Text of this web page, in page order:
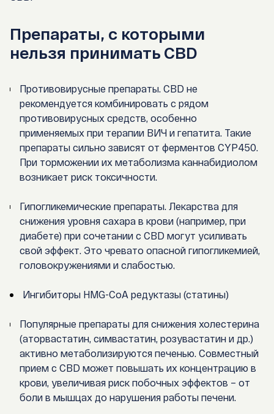
Препараты, с которыми
нельзя принимать CBD
Противовирусные препараты. CBD не
рекомендуется комбинировать с рядом
противовирусных средств, особенно
применяемых при терапии ВИЧ и гепатита. Такие
препараты сильно зависят от ферментов CYP450.
При торможении их метаболизма каннабидиолом
возникает риск токсичности.
Гипогликемические препараты. Лекарства для
снижения уровня сахара в крови (например, при
диабете) при сочетании с CBD могут усиливать
свой эффект. Это чревато опасной гипогликемией,
головокружениями и слабостью.
Ингибиторы HMG-CoA редуктазы (статины)
Популярные препараты для снижения холестерина
(аторвастатин, симвастатин, розувастатин и др.)
активно метаболизируются печенью. Совместный
прием с CBD может повышать их концентрацию в
крови, увеличивая риск побочных эффектов – от
боли в мышцах до нарушения работы печени.